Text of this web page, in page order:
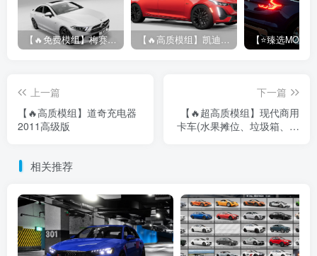
【🔥免费模组】梅赛德斯-奔驰CLS53 [免费] 【🔥高质模组】凯迪拉克 CT5 2020
上一篇
【🔥高质模组】道奇充电器
2011高级版
下一篇
【🔥超高质模组】现代商用
卡车(水果摊位、垃圾箱、回
相关推荐